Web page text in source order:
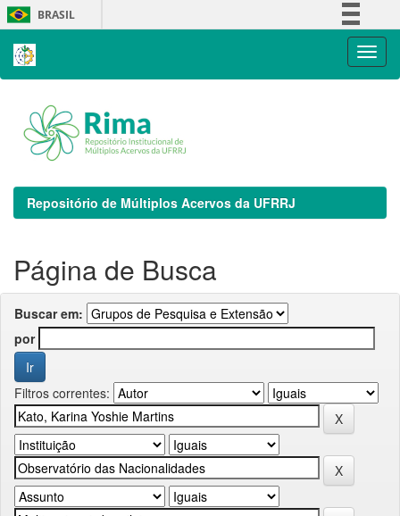
Skip
navigation
BRASIL
Repositório de Múltiplos Acervos da UFRRJ
Página de Busca
Buscar em:
por
Filtros correntes: